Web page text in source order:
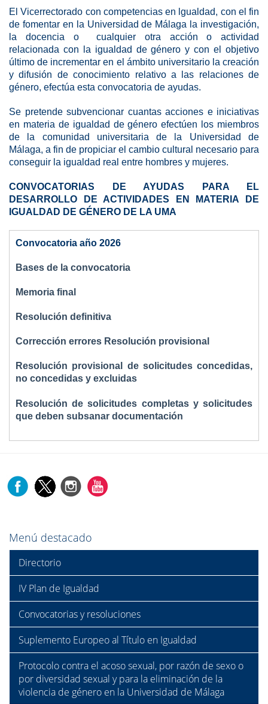
El Vicerrectorado con competencias en lgualdad, con el fin
de fomentar en la Universidad de Málaga la investigación,
la docencia o cualquier otra acción o actividad
relacionada con la igualdad de género y con el objetivo
último de incrementar en el ámbito universitario la creación
y difusión de conocimiento relativo a las relaciones de
género, efectúa esta convocatoria de ayudas.
Se pretende subvencionar cuantas acciones e iniciativas
en materia de igualdad de género efectúen los miembros
de la comunidad universitaria de la Universidad de
Málaga, a fin de propiciar el cambio cultural necesario para
conseguir la igualdad real entre hombres y mujeres.
CONVOCATORIAS DE AYUDAS PARA EL
DESARROLLO DE ACTIVIDADES EN MATERIA DE
IGUALDAD DE GÉNERO DE LA UMA
Convocatoria año 2026
Bases de la convocatoria
Memoria final
Resolución definitiva
Corrección errores Resolución provisional
Resolución provisional de solicitudes concedidas,
no concedidas y excluidas
Resolución de solicitudes completas y solicitudes
que deben subsanar documentación
Menú destacado
Directorio
IV Plan de Igualdad
Convocatorias y resoluciones
Suplemento Europeo al Título en Igualdad
Protocolo contra el acoso sexual, por razón de sexo o
por diversidad sexual y para la eliminación de la
violencia de género en la Universidad de Málaga